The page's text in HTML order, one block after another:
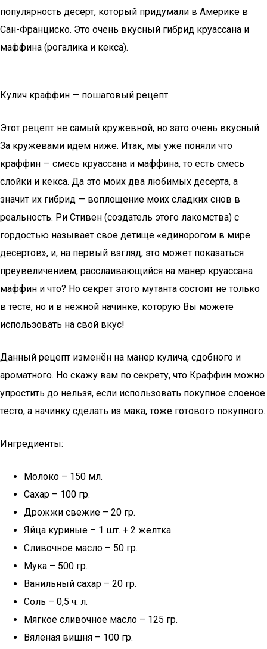
популярность десерт, который придумали в Америке в
Сан-Франциско. Это очень вкусный гибрид круассана и
маффина (рогалика и кекса).
Кулич краффин — пошаговый рецепт
Этот рецепт не самый кружевной, но зато очень вкусный.
За кружевами идем ниже. Итак, мы уже поняли что
краффин — смесь круассана и маффина, то есть смесь
слойки и кекса. Да это моих два любимых десерта, а
значит их гибрид — воплощение моих сладких снов в
реальность. Ри Стивен (создатель этого лакомства) с
гордостью называет свое детище «единорогом в мире
десертов», и, на первый взгляд, это может показаться
преувеличением, расслаивающийся на манер круассана
маффин и что? Но секрет этого мутанта состоит не только
в тесте, но и в нежной начинке, которую Вы можете
использовать на свой вкус!
Данный рецепт изменён на манер кулича, сдобного и
ароматного. Но скажу вам по секрету, что Краффин можно
упростить до нельзя, если использовать покупное слоеное
тесто, а начинку сделать из мака, тоже готового покупного.
Ингредиенты:
Молоко – 150 мл.
Сахар – 100 гр.
Дрожжи свежие – 20 гр.
Яйца куриные – 1 шт. + 2 желтка
Сливочное масло – 50 гр.
Мука – 500 гр.
Ванильный сахар – 20 гр.
Соль – 0,5 ч. л.
Мягкое сливочное масло – 125 гр.
Вяленая вишня – 100 гр.